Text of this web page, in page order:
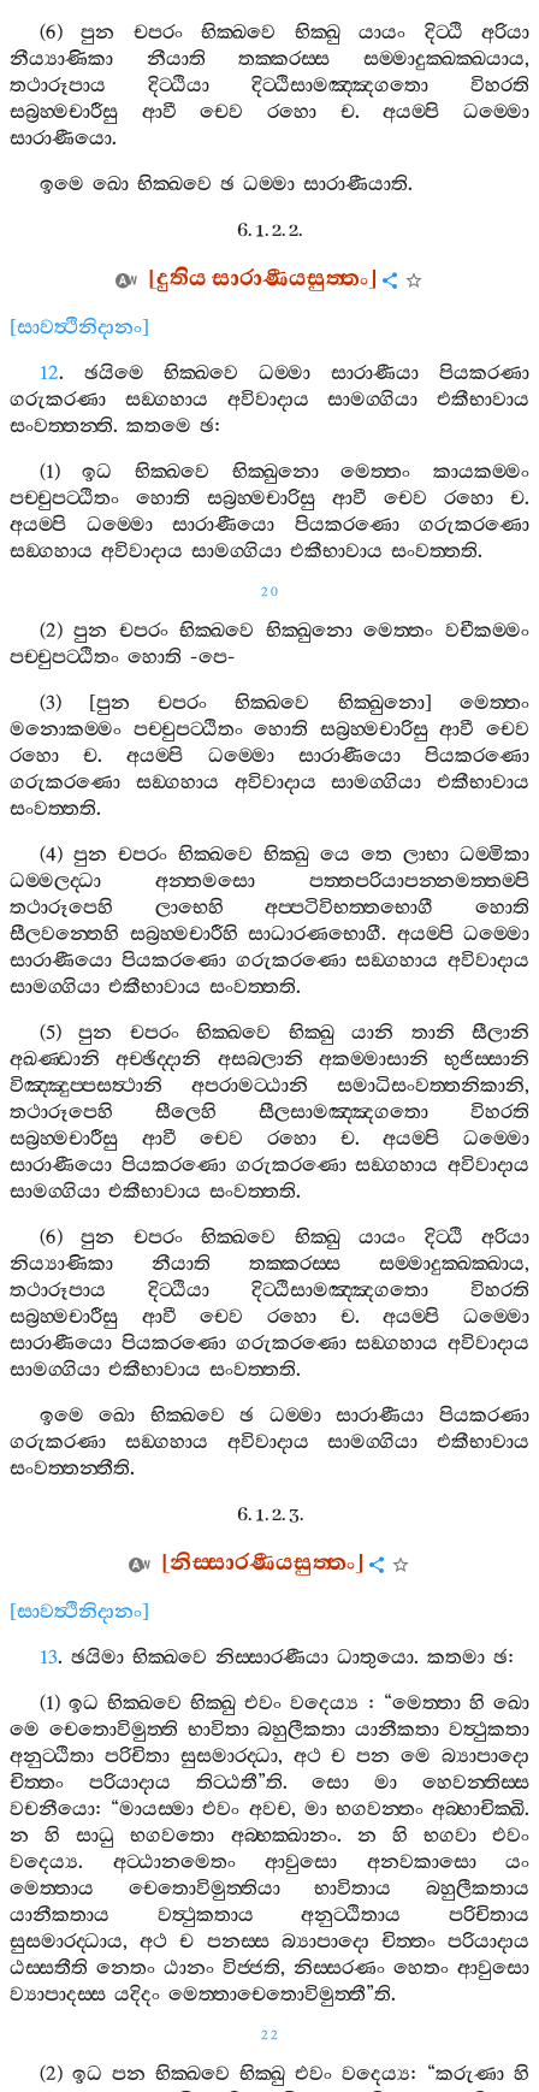
(6)පුන චපරං භික‍්ඛවෙ භික‍්ඛු යායං දිට‍්ඨි
අරියා
නීය්‍යාණිකා
නීයාති තක‍්කරස‍්ස සම‍්මාදුක‍්ඛක‍්ඛයාය,
තථාරූපාය
දිට‍්ඨියා දිට‍්ඨිසාමඤ‍්ඤගතො
විහරති
සබ්‍රහ‍්මචාරීසු
ආවී චෙව රහො ච.අයම‍්පි
ධම‍්මො
සාරාණීයො.
ඉමෙ ඛො භික‍්ඛවෙ ඡ ධම‍්මා සාරාණීයාති.
6. 1. 2. 2.
[දුතියසාරාණීයසුත‍්තං]
[සාවත්‍ථිනිදානං]
12. ඡයිමෙ භික‍්ඛවෙ ධම‍්මා සාරාණීයා
පියකරණා
ගරුකරණා
සඞ‍්ගහාය අවිවාදාය සාමග‍්ගියා
එකීභාවාය
සංවත‍්තන‍්ති. කතමෙ ඡ:
(1)ඉධ භික‍්ඛවෙ භික‍්ඛුනො මෙත‍්තං
කායකම‍්මං
පච‍්චුපට‍්ඨිතං
හොති සබ්‍රහ‍්මචාරිසු ආවී චෙව රහො ච.
අයම‍්පි
ධම‍්මො සාරාණීයො පියකරණො
ගරුකරණො
සඞ‍්ගහාය අවිවාදාය සාමග‍්ගියා එකීභාවාය සංවත‍්තති.
20
(2)පුන චපරං භික‍්ඛවෙ භික‍්ඛුනො මෙත‍්තං වචීකම‍්මං
පච‍්චුපට‍්ඨිතං හොති -පෙ-
(3) [පුන චපරං භික‍්ඛවෙ භික‍්ඛුනො]මෙත‍්තං
මනොකම‍්මං පච‍්චුපට‍්ඨිතං හොති සබ්‍රහ‍්මචාරිසු ආවී චෙව
රහො
ච.අයම‍්පි ධම‍්මො සාරාණීයො
පියකරණො
ගරුකරණො
සඞ‍්ගහාය අවිවාදාය සාමග‍්ගියා
එකීභාවාය
සංවත‍්තති.
(4) පුන චපරං භික‍්ඛවෙ භික‍්ඛු යෙ තෙ ලාභා ධම‍්මිකා
ධම‍්මලද‍්ධා
අන‍්තමසො
පත‍්තපරියාපන‍්නමත‍්තම‍්පි
තථාරූපෙහි
ලාභෙහි අප‍්පටිවිභත‍්තභොගී
හොති
සීලවන‍්තෙහි සබ්‍රහ‍්මචාරීහි සාධාරණභොගී. අයම‍්පි ධම‍්මො
සාරාණීයො පියකරණො ගරුකරණො සඞ‍්ගහාය අවිවාදාය
සාමග‍්ගියා එකීභාවාය සංවත‍්තති.
(5)පුන චපරං භික‍්ඛවෙ භික‍්ඛු යානි තානි
සීලානි
අඛණ‍්ඩානි
අච‍්ඡිද‍්දානි අසබලානි අකම‍්මාසානි
භුජිස‍්සානි
විඤ‍්ඤුප‍්පසත්‍ථානි
අපරාමට‍්ඨානි සමාධිසංවත‍්තනිකානි,
තථාරූපෙහි
සීලෙහි සීලසාමඤ‍්ඤගතො
විහරති
සබ්‍රහ‍්මචාරීසු
ආවී චෙව රහො ච.අයම‍්පි
ධම‍්මො
සාරාණීයො පියකරණො ගරුකරණො සඞ‍්ගහාය අවිවාදාය
සාමග‍්ගියා එකීභාවාය සංවත‍්තති.
(6)පුන චපරං භික‍්ඛවෙ භික‍්ඛු යායං දිට‍්ඨි
අරියා
නිය්‍යාණිකා
නීයාති තක‍්කරස‍්ස සම‍්මාදුක‍්ඛක‍්ඛාය,
තථාරූපාය
දිට‍්ඨියා දිට‍්ඨිසාමඤ‍්ඤගතො
විහරති
සබ්‍රහ‍්මචාරීසු
ආවී චෙව රහො ච.අයම‍්පි
ධම‍්මො
සාරාණීයො පියකරණො ගරුකරණො සඞ‍්ගහාය අවිවාදාය
සාමග‍්ගියා එකීභාවාය සංවත‍්තති.
ඉමෙ
ඛො භික‍්ඛවෙ ඡ ධම‍්මා සාරාණීයා
පියකරණා
ගරුකරණා
සඞ‍්ගහාය අවිවාදාය සාමග‍්ගියා
එකීභාවාය
සංවත‍්තන‍්තීති.
6. 1. 2. 3.
[නිස‍්සාරණීයසුත‍්තං]
[සාවත්‍ථිනිදානං]
13. ඡයිමා භික‍්ඛවෙ නිස‍්සාරණීයා ධාතුයො. කතමා ඡ:
(1) ඉධ භික‍්ඛවෙ භික‍්ඛු එවං වදෙය්‍ය : “මෙත‍්තා හි ඛො
මෙ චෙතොවිමුත‍්ති භාවිතා බහුලීකතා යානීකතා වත්‍ථුකතා
අනුට‍්ඨිතා පරිචිතා සුසමාරද‍්ධා, අථ ච පන මෙ බ්‍යාපාදො
චිත‍්තං
පරියාදාය තිට‍්ඨතී”ති.සො මා
හෙවන‍්තිස‍්ස
වචනීයො: “මායස‍්මා එවං අවච, මා භගවන‍්තං අබ‍්භාචික‍්ඛි.
න
හි සාධු භගවතො අබ‍්භක‍්ඛානං. න හි භගවා
එවං
වදෙය්‍ය. අට‍්ඨානමෙතං ආවුසො අනවකාසො
යං
මෙත‍්තාය
චෙතොවිමුත‍්තියා භාවිතාය
බහුලීකතාය
යානීකතාය
වත්‍ථුකතාය අනුට‍්ඨිතාය
පරිචිතාය
සුසමාරද‍්ධාය,අථ ච පනස‍්ස බ්‍යාපාදො චිත‍්තං පරියාදාය
ඨස‍්සතීති නෙතං ඨානං විජ‍්ජති, නිස‍්සරණං හෙතං ආවුසො
ව්‍යාපාදස‍්ස යදිදං මෙත‍්තාචෙතොවිමුත‍්තී”ති.
22
(2) ඉධ පන භික‍්ඛවෙ භික‍්ඛු එවං වදෙය්‍ය: “කරුණා හි